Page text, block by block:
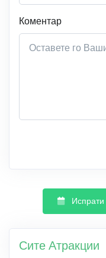
Коментар
Сите Атракции